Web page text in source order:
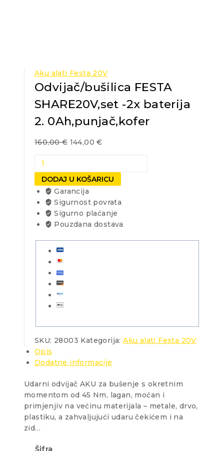
Aku alati Festa 20V
Odvijač/bušilica FESTA
SHARE20V,set -2x baterija
2. 0Ah,punjač,kofer
160,00€ 144,00€
Odvijač/bušilica
FESTA
SHARE20V,set
-2x
baterija
2.
0Ah,punjač,kofer
DODAJ U KOŠARICU
Garancija
Sigurnost povrata
Sigurno plaćanje
Pouzdana dostava
SKU: 28003 Kategorija:Aku alati Festa 20V
Opis
Dodatne informacije
Udarni odvijač AKU za bušenje s okretnim
momentom od 45 Nm, lagan, moćan i
primjenjiv na većinu materijala – metale, drvo,
plastiku, a zahvaljujući udaru čekićem i na
zid…